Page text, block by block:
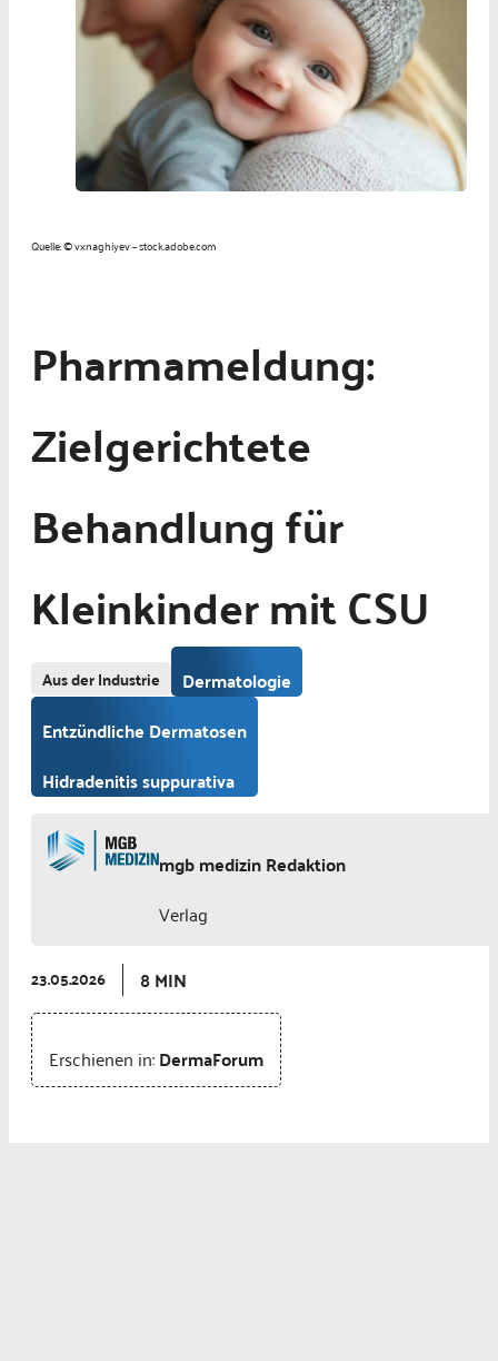
Quelle: © vxnaghiyev – stock.adobe.com
Pharmameldung:
Zielgerichtete
Behandlung für
Kleinkinder mit CSU
Aus der Industrie
Dermatologie
Entzündliche Dermatosen
Hidradenitis suppurativa
mgb medizin Redaktion
Verlag
23.05.2026 8 MIN
Erschienen in:DermaForum